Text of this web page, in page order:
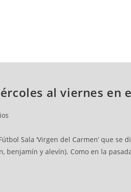
al viernes en
Sala ‘Virgen del Carmen’ que
y alevín). Como en la